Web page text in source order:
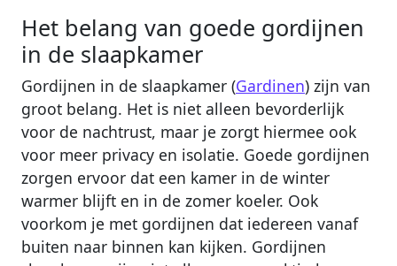
Het belang van goede gordijnen
in de slaapkamer
Gordijnen in de slaapkamer (Gardinen) zijn van
groot belang. Het is niet alleen bevorderlijk
voor de nachtrust, maar je zorgt hiermee ook
voor meer privacy en isolatie. Goede gordijnen
zorgen ervoor dat een kamer in de winter
warmer blijft en in de zomer koeler. Ook
voorkom je met gordijnen dat iedereen vanaf
buiten naar binnen kan kijken. Gordijnen